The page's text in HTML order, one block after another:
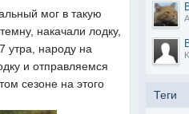
мог в такую
накачали лодку,
утра, народу на
и отправляемся
сезоне на этого
Теги